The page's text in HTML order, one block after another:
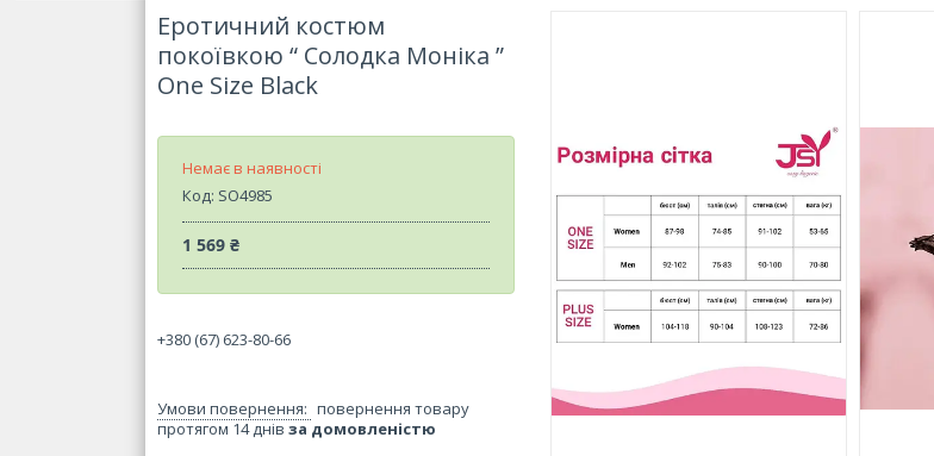
Еротичний костюм
покоївкою “ Солодка Моніка ”
One Size Black
Немає в наявності
Код: SO4985
1 569 ₴
+380 (67) 623-80-66
повернення товару
протягом 14 днів за домовленістю